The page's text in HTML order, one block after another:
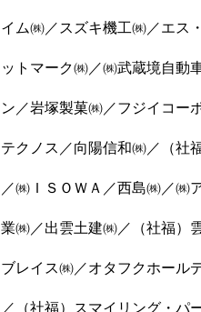
イム㈱／スズキ機工㈱／エス
ットマーク㈱／㈱武蔵境自動
ン／岩塚製菓㈱／フジイコー
テクノス／向陽信和㈱／（社
／㈱ＩＳＯＷＡ／西島㈱／㈱
業㈱／出雲土建㈱／（社福）
ブレイス㈱／オタフクホール
／（社福）スマイリング・パ